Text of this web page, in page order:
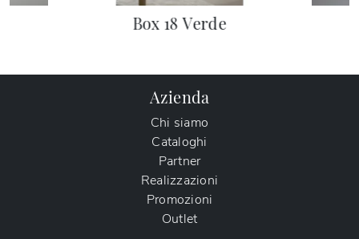
Box 18 Verde
Azienda
Chi siamo
Cataloghi
Partner
Realizzazioni
Promozioni
Outlet